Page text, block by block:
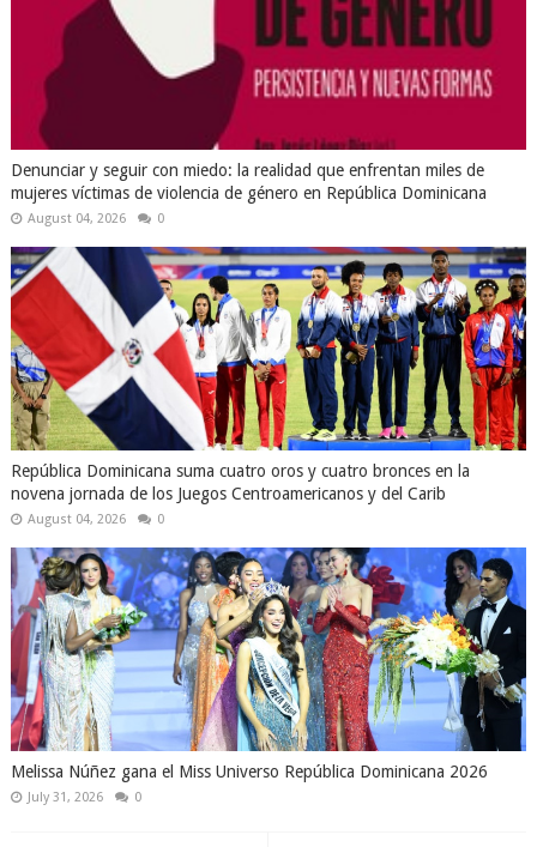
Denunciar y seguir con miedo: la realidad que enfrentan miles de
mujeres víctimas de violencia de género en República Dominicana
August 04, 2026 0
República Dominicana suma cuatro oros y cuatro bronces en la
novena jornada de los Juegos Centroamericanos y del Carib
August 04, 2026 0
Melissa Núñez gana el Miss Universo República Dominicana 2026
July 31, 2026 0